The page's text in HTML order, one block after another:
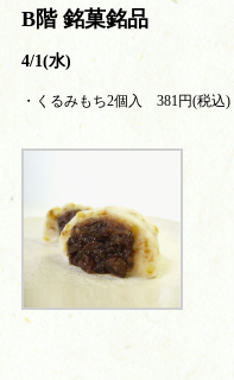
B階 銘菓銘品
4/1(水)
・くるみもち2個入 381円(税込)